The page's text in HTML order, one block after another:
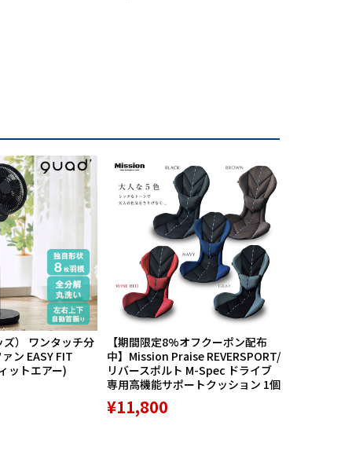
ズ） ワンタッチ分
ン EASY FIT
ットエアー)
【期間限定8%オフクーポン配布
中】Mission Praise REVERSPORT/
リバースポルト M-Spec ドライブ
専用高機能サポートクッション 1個
¥11,800